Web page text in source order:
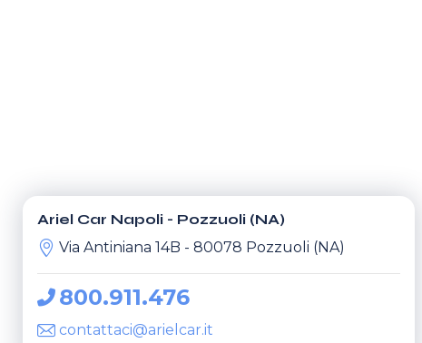
Ariel Car Napoli - Pozzuoli (NA)
Via Antiniana 14B - 80078 Pozzuoli (NA)
800.911.476
contattaci@arielcar.it